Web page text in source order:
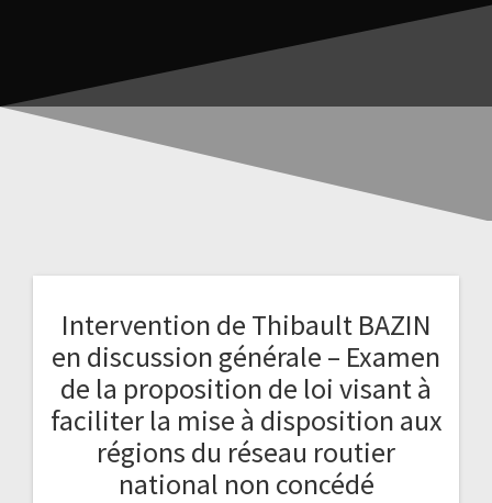
Intervention de Thibault BAZIN
en discussion générale – Examen
de la proposition de loi visant à
faciliter la mise à disposition aux
régions du réseau routier
national non concédé